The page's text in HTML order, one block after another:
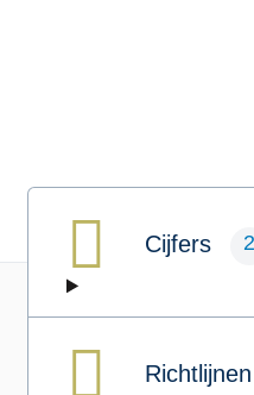
Cijfers 2
Richtlijnen